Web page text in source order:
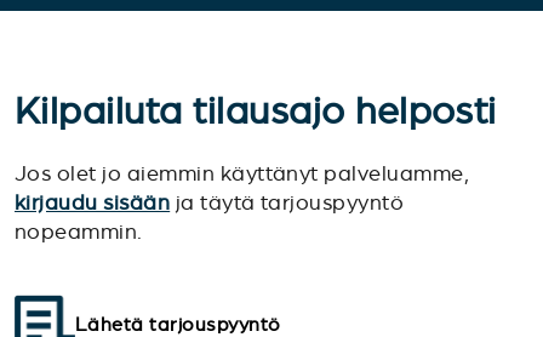
Kilpailuta tilausajo helposti
Jos olet jo aiemmin käyttänyt palveluamme,
kirjaudu sisään ja täytä tarjouspyyntö
nopeammin.
Lähetä tarjouspyyntö